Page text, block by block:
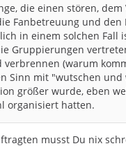
die einen stören, dem
Fanbetreuung und den
in einem solchen Fall
Gruppierungen
verbrennen (warum
Sinn mit "wutschen und
größer wurde, eben
organisiert hatten.
musst Du nix